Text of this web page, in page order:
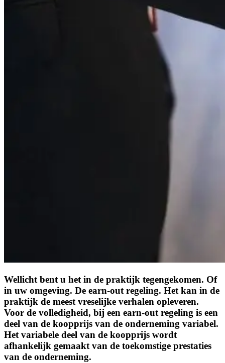
Wellicht bent u het in de praktijk tegengekomen. Of
in uw omgeving. De earn-out regeling. Het kan in de
praktijk de meest vreselijke verhalen opleveren.
Voor de volledigheid, bij een earn-out regeling is een
deel van de koopprijs van de onderneming variabel.
Het variabele deel van de koopprijs wordt
afhankelijk gemaakt van de toekomstige prestaties
van de onderneming.